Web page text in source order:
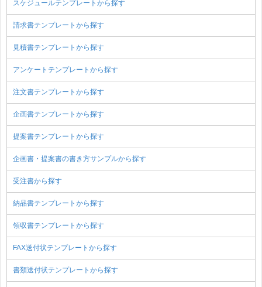
スケジュールテンプレートから探す
請求書テンプレートから探す
見積書テンプレートから探す
アンケートテンプレートから探す
注文書テンプレートから探す
企画書テンプレートから探す
提案書テンプレートから探す
企画書・提案書の書き方サンプルから探す
受注書から探す
納品書テンプレートから探す
領収書テンプレートから探す
FAX送付状テンプレートから探す
書類送付状テンプレートから探す